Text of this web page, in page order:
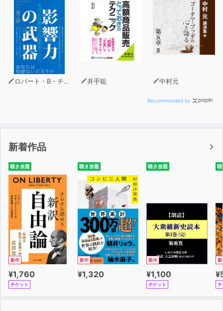
脳内にはモルヒネ物質が分泌され、安楽のまま死へと赴く
ことができるのです。
医療によって老いを拒絶するのではなく、老いと向き合う
ことの必要性が説かれている本書。
医療を絶対的なものと考え、「長く生きる方が幸せ」とい
知らぬ間に苦しい道を選んでいるかもしれない現代人に、
人生は、苦しむためにあるものではありません。
今、1日1日を慌ただしく過ごしている方も、「まだ自分に
は関係ないな」とお思いの方も、
本書をきっかけに、最後まで幸せに生きる人生について考
えてみませんか？
きっと本書が、あなたの人生観を変え、「人生の指南書」
となることでしょう。
ロバート・B・チャルディーニ 井手聡 中村元
Recommended by
新着作品
聴き放題
新作
¥1,760
チケット
聴き放題
新作
¥1,320
聴き放題
新作
¥1,100
チケット
聴
新
チ